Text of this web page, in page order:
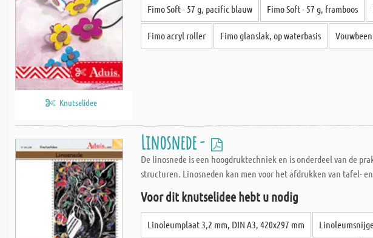
Knutselidee
Fimo Soft - 57 g, pacific blauw Fimo Soft - 57 g, framboos
Fimo acryl roller Fimo glanslak, op waterbasis
Linosnede -
De linosnede is een hoogdruktechniek en is onderdeel van de
structuren. Linosneden kan men voor het afdrukken van tafel-
Voor dit knutselidee hebt u nodig
Linoleumplaat 3,2 mm, DIN A3, 420x297 mm